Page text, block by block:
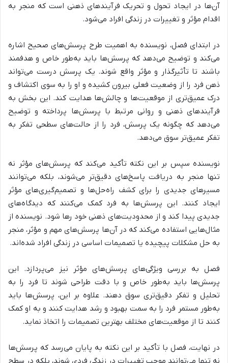
آن‌ها در ایجاد تحول و تحریک فرآیندهای ذهنی است که منجر به
اقدام مؤثر و تغییرات در زندگی افراد می‌شود.
در ابتدای فصل، نویسنده به اهمیت طرح پرسش‌های صحیح اشاره
می‌کند و توضیح می‌دهد که پرسش‌ها باید به‌طور خاص و هدفمند
باشند تا تأثیرگذار و مؤثر واقع شوند. یک پرسش درست می‌تواند
ذهن فرد را از وضعیت فعلی بیرون کشیده و او را به سوی اکتشاف و
درک عمیق‌تری از موقعیت‌ها و چالش‌ها هدایت کند. این بخش به
فرآیندهای ذهنی و روانی مرتبط با پرسش‌ها پرداخته و توضیح
می‌دهد که چگونه یک پرسش، فرد را از حالت‌های سطحی تفکر به
تفکر عمیق‌تر سوق می‌دهد.
نویسنده سپس بر این نکته تأکید می‌کند که پرسش‌های مؤثر نه
تنها منجر به دریافت پاسخ‌های دقیق‌تر می‌شوند، بلکه می‌توانند
مسیرهای جدیدی را برای کشف راه‌حل‌ها و تصمیم‌گیری‌های مؤثر
ایجاد کنند. این پرسش‌ها به فرد کمک می‌کنند که دیدگاه‌های
جدیدی پیدا کند و از محدودیت‌های ذهنی خود رها شود. نویسنده از
مثال‌هایی استفاده می‌کند که در آن‌ها پرسش‌های مهم و مؤثر، منجر
به حل مشکلات پیچیده یا تصمیمات اساسی در زندگی افراد شده‌اند.
فصل به بررسی ویژگی‌های پرسش‌های مؤثر
نیز می‌پردازد. این
پرسش‌ها باید به‌طور خاص و با دقت طراحی شوند تا فرد را به
تحلیل و تفکر دقیق‌تری سوق دهند. علاوه بر این، پرسش‌ها باید
به‌طور مستمر فرد را به سمت بهبود و رشد هدایت کنند و به او کمک
کنند تا از موقعیت‌های مختلف بهترین تصمیمات را اتخاذ نماید.
در نهایت، فصل با تأکید بر این نکته به پایان می‌رسد که پرسش‌ها